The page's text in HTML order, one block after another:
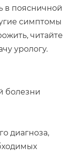
в поясничной
симптомы
читайте
урологу.
болезни
диагноза,